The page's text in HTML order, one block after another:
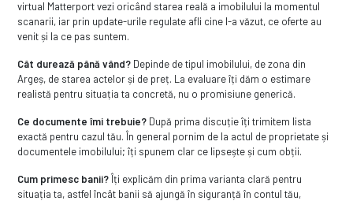
virtual Matterport vezi oricând starea reală a imobilului la momentul
scanarii, iar prin update-urile regulate afli cine l-a văzut, ce oferte au
venit și la ce pas suntem.
Cât durează până vând? Depinde de tipul imobilului, de zona din
Argeș, de starea actelor și de preț. La evaluare îți dăm o estimare
realistă pentru situația ta concretă, nu o promisiune generică.
Ce documente îmi trebuie? După prima discuție îți trimitem lista
exactă pentru cazul tău. În general pornim de la actul de proprietate și
documentele imobilului; îți spunem clar ce lipsește și cum obții.
Cum primesc banii?Îți explicăm din prima varianta clară pentru
situația ta, astfel încât banii să ajungă în siguranță în contul tău,